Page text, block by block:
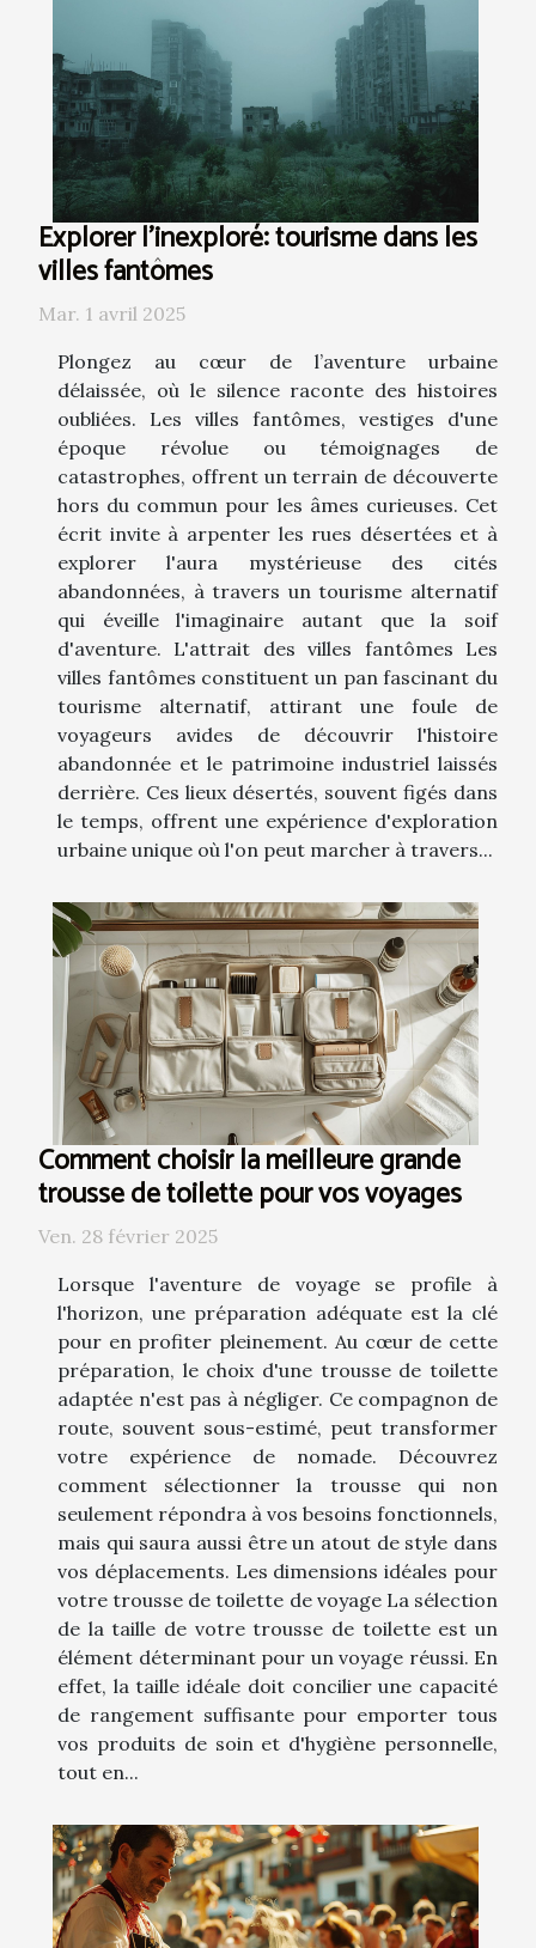
Explorer l'inexploré: tourisme dans les
villes fantômes
Mar. 1 avril 2025
Plongez au cœur de l’aventure urbaine
délaissée, où le silence raconte des histoires
oubliées. Les villes fantômes, vestiges d'une
époque révolue ou témoignages de
catastrophes, offrent un terrain de découverte
hors du commun pour les âmes curieuses. Cet
écrit invite à arpenter les rues désertées et à
explorer l'aura mystérieuse des cités
abandonnées, à travers un tourisme alternatif
qui éveille l'imaginaire autant que la soif
d'aventure. L'attrait des villes fantômes Les
villes fantômes constituent un pan fascinant du
tourisme alternatif, attirant une foule de
voyageurs avides de découvrir l'histoire
abandonnée et le patrimoine industriel laissés
derrière. Ces lieux désertés, souvent figés dans
le temps, offrent une expérience d'exploration
urbaine unique où l'on peut marcher à travers...
Comment choisir la meilleure grande
trousse de toilette pour vos voyages
Ven. 28 février 2025
Lorsque l'aventure de voyage se profile à
l'horizon, une préparation adéquate est la clé
pour en profiter pleinement. Au cœur de cette
préparation, le choix d'une trousse de toilette
adaptée n'est pas à négliger. Ce compagnon de
route, souvent sous-estimé, peut transformer
votre expérience de nomade. Découvrez
comment sélectionner la trousse qui non
seulement répondra à vos besoins fonctionnels,
mais qui saura aussi être un atout de style dans
vos déplacements. Les dimensions idéales pour
votre trousse de toilette de voyage La sélection
de la taille de votre trousse de toilette est un
élément déterminant pour un voyage réussi. En
effet, la taille idéale doit concilier une capacité
de rangement suffisante pour emporter tous
vos produits de soin et d'hygiène personnelle,
tout en...